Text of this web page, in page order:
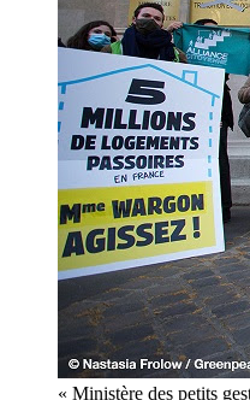
« Ministère des petits